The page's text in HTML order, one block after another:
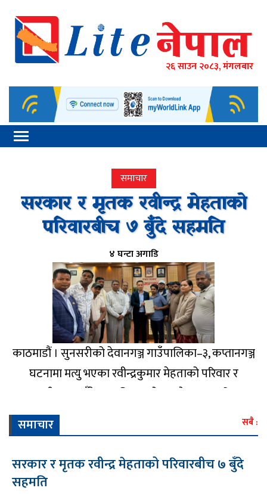
२६ साउन २०८३, मंगलबार
समाचार
सरकार र मृतक रवीन्द्र मेहताको
परिवारबीच ७ बुँदे सहमति
४ घन्टा अगाडि
काठमाडौं । सुनसरीको देवानगञ्ज गाउँपालिका–३, कप्तानगञ्ज
घटनामा मत्यु भएका रवीन्द्रकुमार मेहताको परिवार र
सरकारबीच सातबुँदे सहमति भएको छ । मेहताका परिवार र
गृहमन्त्री सुधन गुरुङबीच आज सात बुँदे सहमति भएको हो ।
जसअनुसार, मेहतालाई शहीद घोषणा गर्ने प्रक्रिया तत्काल
अघि बढाउने, दोषील..
समाचार सबै :
सरकार र मृतक रवीन्द्र मेहताको परिवारबीच ७ बुँदे
सहमति